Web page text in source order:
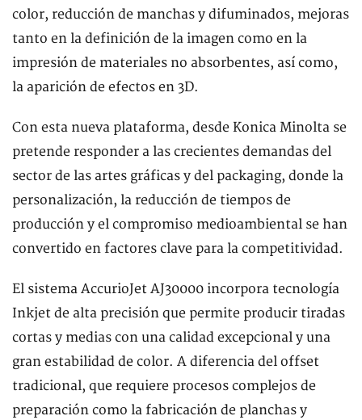
color, reducción de manchas y difuminados, mejoras
tanto en la definición de la imagen como en la
impresión de materiales no absorbentes, así como,
la aparición de efectos en 3D.
Con esta nueva plataforma, desde Konica Minolta se
pretende responder a las crecientes demandas del
sector de las artes gráficas y del packaging, donde la
personalización, la reducción de tiempos de
producción y el compromiso medioambiental se han
convertido en factores clave para la competitividad.
El sistema AccurioJet AJ30000 incorpora tecnología
Inkjet de alta precisión que permite producir tiradas
cortas y medias con una calidad excepcional y una
gran estabilidad de color. A diferencia del offset
tradicional, que requiere procesos complejos de
preparación como la fabricación de planchas y